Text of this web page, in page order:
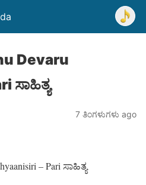
Devaru
ಸಾಹಿತ್ಯ
7 ತಿಂಗಳುಗಳು ago
– Pari ಸಾಹಿತ್ಯ